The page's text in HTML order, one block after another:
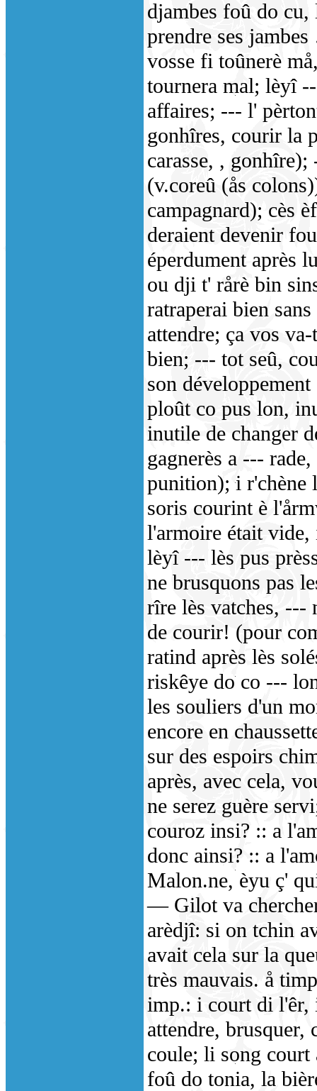
djambes foû do
prendre ses
vosse fi toûnerè
tournera mal; lèyî
affaires; --- l'
gonhîres, courir la
carasse, ,
(v.coreû (ås
campagnard); cès
deraient devenir
éperdument après
ou dji t' rårè bin
ratraperai bien
attendre; ça vos
bien; --- tot seû,
son
ploût co pus lon,
inutile de changer
gagnerès a ---
punition); i r'chène
soris courint è
l'armoire était vide,
lèyî --- lès pus
ne brusquons pas
rîre lès vatches, ---
de courir! (pour
ratind après lès
riskêye do co ---
les souliers d'un
encore en
sur des espoirs
après, avec cela,
ne serez guère
couroz insi? :: a
donc ainsi? :: a
Malon.ne, èyu ç'
— Gilot va
arèdjî: si on tchin
avait cela sur la
très mauvais. å
imp.: i court di l'êr,
attendre, brusquer,
coule; li song
foû do tonia, la